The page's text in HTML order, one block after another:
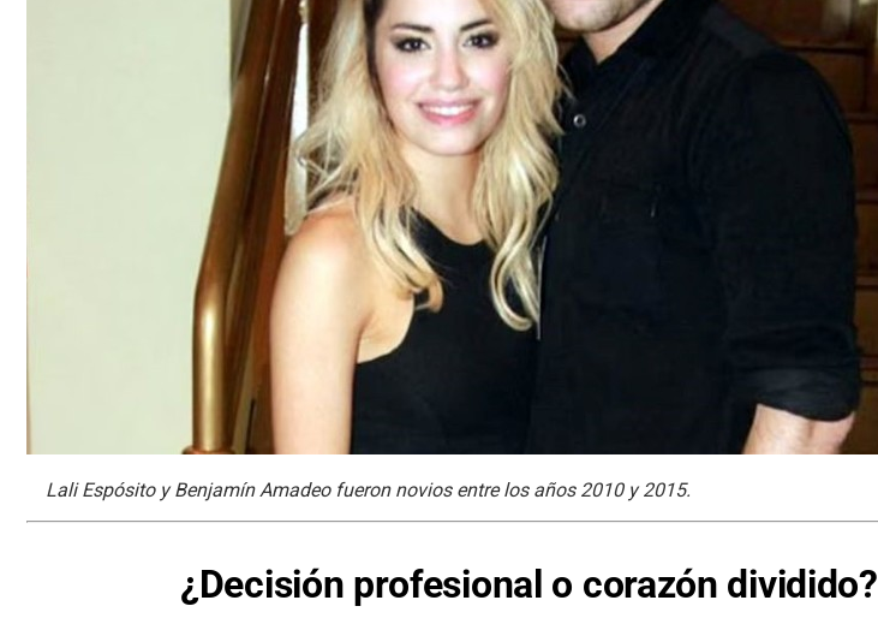
Lali Espósito y Benjamín Amadeo fueron novios entre los años 2010 y 2015.
¿Decisión profesional o corazón dividido?